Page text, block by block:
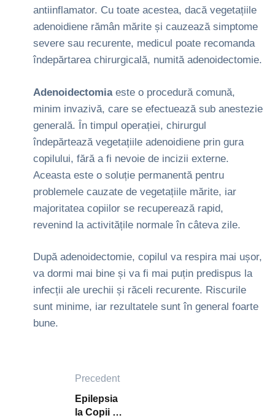
antiinflamator. Cu toate acestea, dacă vegetațiile
adenoidiene rămân mărite și cauzează simptome
severe sau recurente, medicul poate recomanda
îndepărtarea chirurgicală, numită adenoidectomie.
Adenoidectomiaeste o procedură comună,
minim invazivă, care se efectuează sub anestezie
generală. În timpul operației, chirurgul
îndepărtează vegetațiile adenoidiene prin gura
copilului, fără a fi nevoie de incizii externe.
Aceasta este o soluție permanentă pentru
problemele cauzate de vegetațiile mărite, iar
majoritatea copiilor se recuperează rapid,
revenind la activitățile normale în câteva zile.
După adenoidectomie, copilul va respira mai ușor,
va dormi mai bine și va fi mai puțin predispus la
infecții ale urechii și răceli recurente. Riscurile
sunt minime, iar rezultatele sunt în general foarte
bune.
Precedent
Epilepsia
la Copii –